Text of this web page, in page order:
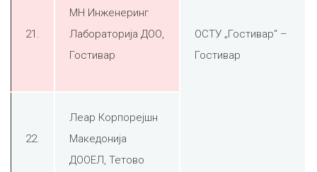
ОСТУ „Гостивар“ –
Гостивар
21.
МН Инженеринг
Лабораторија ДОО,
Гостивар
22.
Леар Корпорејшн
Македонија
ДООЕЛ, Тетово